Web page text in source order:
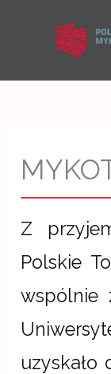
Z
Polskie
wspólnie
uzyskało